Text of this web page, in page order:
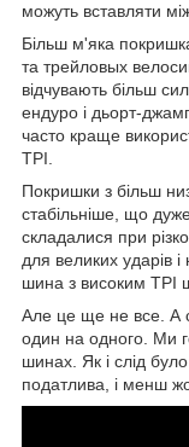
можуть вставляти
Більш м'яка
та трейловых
відчувають більш
ендуро і дьорт-
часто краще
TPI.
Покришки з більш
стабільніше, що
складалися при
для великих ударів
шина з високим TPI
Але це ще не все. А
один на одного. Ми
шинах. Як і слід
податлива, і менш